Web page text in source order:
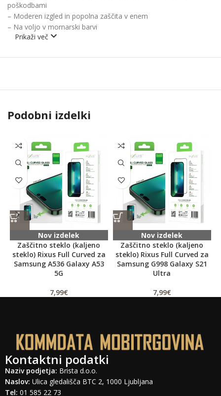
poškodbami
– Moderen izgled in popolna zaščita v enem
– Na voljo v mornarski barvi
Prikaži več
Podobni izdelki
Nov izdelek
Zaščitno steklo (kaljeno
steklo) Rixus Full Curved za
Samsung A536 Galaxy A53
5G
7,99€
Nov izdelek
Zaščitno steklo (kaljeno
steklo) Rixus Full Curved za
Samsung G998 Galaxy S21
Ultra
7,99€
Kontaktni podatki
Naziv podjetja: Brista d.o.o.
Naslov: Ulica gledališča BTC 2, 1000 Ljubljana
Tel: 01 585 22 73